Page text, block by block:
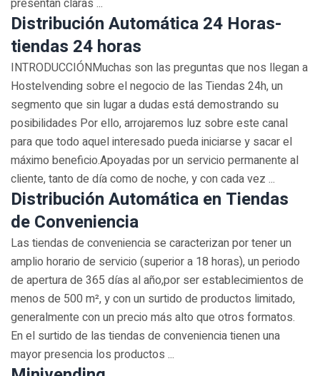
presentan claras ...
Distribución Automática 24 Horas-
tiendas 24 horas
INTRODUCCIÓNMuchas son las preguntas que nos llegan a
Hostelvending sobre el negocio de las Tiendas 24h, un
segmento que sin lugar a dudas está demostrando su
posibilidades Por ello, arrojaremos luz sobre este canal
para que todo aquel interesado pueda iniciarse y sacar el
máximo beneficio.Apoyadas por un servicio permanente al
cliente, tanto de día como de noche, y con cada vez ...
Distribución Automática en Tiendas
de Conveniencia
Las tiendas de conveniencia se caracterizan por tener un
amplio horario de servicio (superior a 18 horas), un periodo
de apertura de 365 días al año,por ser establecimientos de
menos de 500 m², y con un surtido de productos limitado,
generalmente con un precio más alto que otros formatos.
En el surtido de las tiendas de conveniencia tienen una
mayor presencia los productos ...